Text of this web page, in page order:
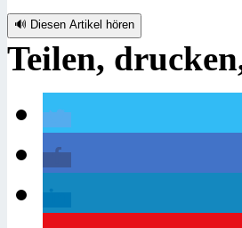
🔊 Diesen Artikel hören
Teilen,